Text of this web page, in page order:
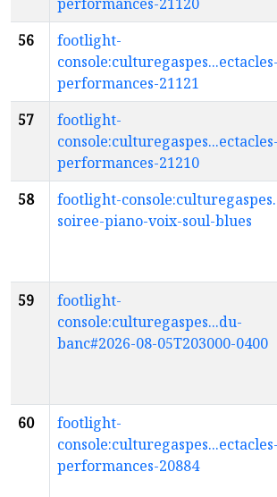
56
footlight-
performances-21121
57
footlight-
performances-21210
58
footlight-
soiree-piano-voix-soul-blues
59
footlight-
console:culturegaspes...du-
banc#2026-08-05T203000-0400
60
footlight-
performances-20884